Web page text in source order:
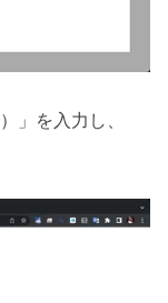
」を入力し、